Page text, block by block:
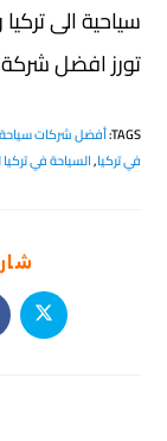
سياحية الى
تورز افضل
TAGS
:أفضل شركات
في تركيا,السياحة في